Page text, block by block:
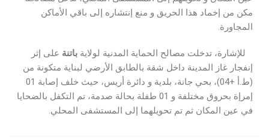
مكن من إخماد هذا الحريق و منع إنتشاره إلى باقي الأماكن
المجاورة.
للإشارة، تدخلت مصالح الحماية المدنية لولايةباتنة على إثر
إنفجار غاز المدينة داخل شقة بالطابق الأرضي لبناية متكونة من
(ط.أ +04)، بحي جانة، بلدية و دائرة أريس، حيث خلف إصابة 01
إمرإة بحروق مختلفة و 01 طفلة بحالة صدمة، تم التكفل بالضحايا
في عين المكان ثم تم تحويلهما إلى المستشفى المحلي.